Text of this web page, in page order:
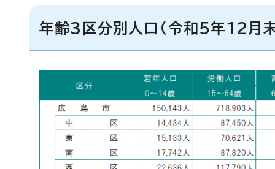
年齢3区分別人口(令和5年12月